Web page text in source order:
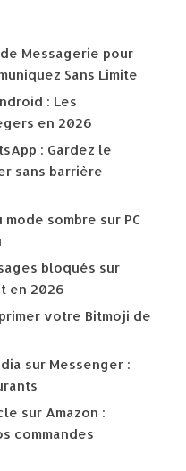
Messagerie pour
Sans Limite
: Les
en 2026
: Gardez le
sans barrière
sombre sur PC
bloqués sur
en 2026
votre Bitmoji de
sur Messenger :
sur Amazon :
commandes